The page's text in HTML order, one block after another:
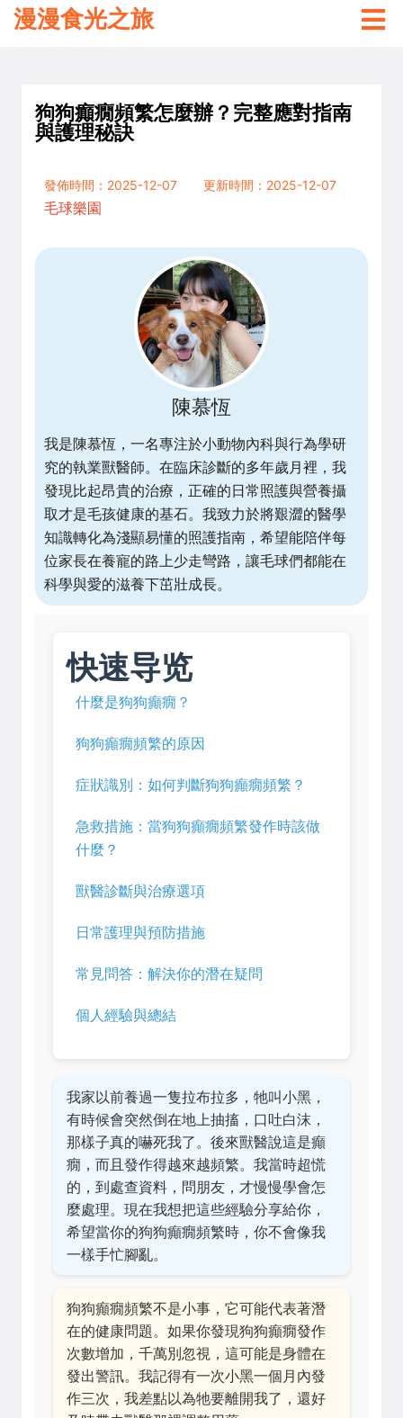
漫漫食光之旅
狗狗癲癇頻繁怎麼辦？完整應對指南
與護理秘訣
發佈時間：2025-12-07
更新時間：2025-12-07
毛球樂園
陳慕恆
我是陳慕恆，一名專注於小動物內科與行為學研
究的執業獸醫師。在臨床診斷的多年歲月裡，我
發現比起昂貴的治療，正確的日常照護與營養攝
取才是毛孩健康的基石。我致力於將艱澀的醫學
知識轉化為淺顯易懂的照護指南，希望能陪伴每
位家長在養寵的路上少走彎路，讓毛球們都能在
科學與愛的滋養下茁壯成長。
快速导览
什麼是狗狗癲癇？
狗狗癲癇頻繁的原因
症狀識別：如何判斷狗狗癲癇頻繁？
急救措施：當狗狗癲癇頻繁發作時該做
什麼？
獸醫診斷與治療選項
日常護理與預防措施
常見問答：解決你的潛在疑問
個人經驗與總結
我家以前養過一隻拉布拉多，牠叫小黑，
有時候會突然倒在地上抽搐，口吐白沫，
那樣子真的嚇死我了。後來獸醫說這是癲
癇，而且發作得越來越頻繁。我當時超慌
的，到處查資料，問朋友，才慢慢學會怎
麼處理。現在我想把這些經驗分享給你，
希望當你的狗狗癲癇頻繁時，你不會像我
一樣手忙腳亂。
狗狗癲癇頻繁不是小事，它可能代表著潛
在的健康問題。如果你發現狗狗癲癇發作
次數增加，千萬別忽視，這可能是身體在
發出警訊。我記得有一次小黑一個月內發
作三次，我差點以為牠要離開我了，還好